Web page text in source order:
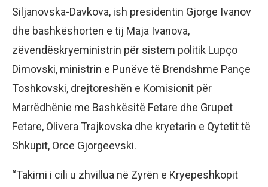
Siljanovska-Davkova, ish presidentin Gjorge Ivanov
dhe bashkëshorten e tij Maja Ivanova,
zëvendëskryeministrin për sistem politik Lupço
Dimovski, ministrin e Punëve të Brendshme Pançe
Toshkovski, drejtoreshën e Komisionit për
Marrëdhënie me Bashkësitë Fetare dhe Grupet
Fetare, Olivera Trajkovska dhe kryetarin e Qytetit të
Shkupit, Orce Gjorgeevski.
“Takimi i cili u zhvillua në Zyrën e Kryepeshkopit